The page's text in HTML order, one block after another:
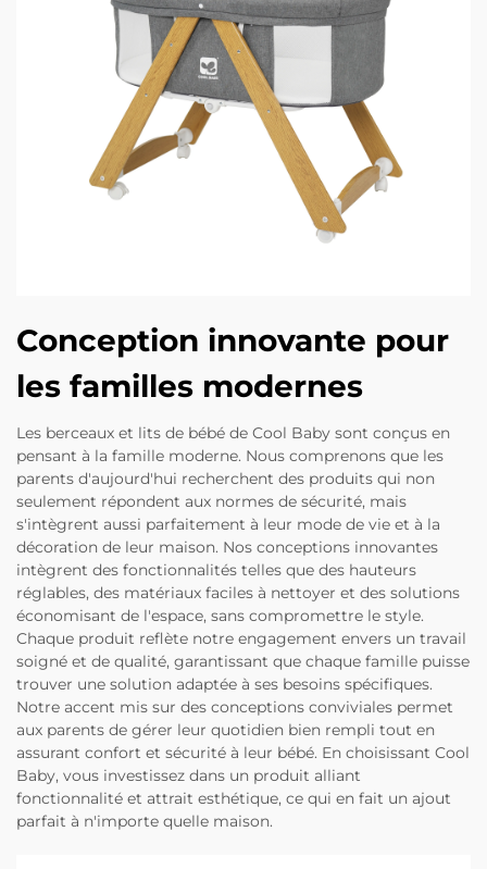
Conception innovante pour
les familles modernes
Les berceaux et lits de bébé de Cool Baby sont conçus en
pensant à la famille moderne. Nous comprenons que les
parents d'aujourd'hui recherchent des produits qui non
seulement répondent aux normes de sécurité, mais
s'intègrent aussi parfaitement à leur mode de vie et à la
décoration de leur maison. Nos conceptions innovantes
intègrent des fonctionnalités telles que des hauteurs
réglables, des matériaux faciles à nettoyer et des solutions
économisant de l'espace, sans compromettre le style.
Chaque produit reflète notre engagement envers un travail
soigné et de qualité, garantissant que chaque famille puisse
trouver une solution adaptée à ses besoins spécifiques.
Notre accent mis sur des conceptions conviviales permet
aux parents de gérer leur quotidien bien rempli tout en
assurant confort et sécurité à leur bébé. En choisissant Cool
Baby, vous investissez dans un produit alliant
fonctionnalité et attrait esthétique, ce qui en fait un ajout
parfait à n'importe quelle maison.